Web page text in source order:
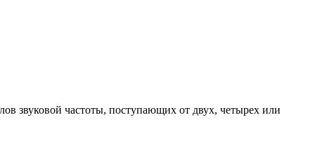
звуковой частоты, поступающих от двух, четырех или